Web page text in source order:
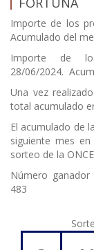
Importe de los
Acumulado del
Importe de
28/06/2024.
Una vez
total acumulado
El acumulado de
siguiente mes
sorteo de la
Número
483